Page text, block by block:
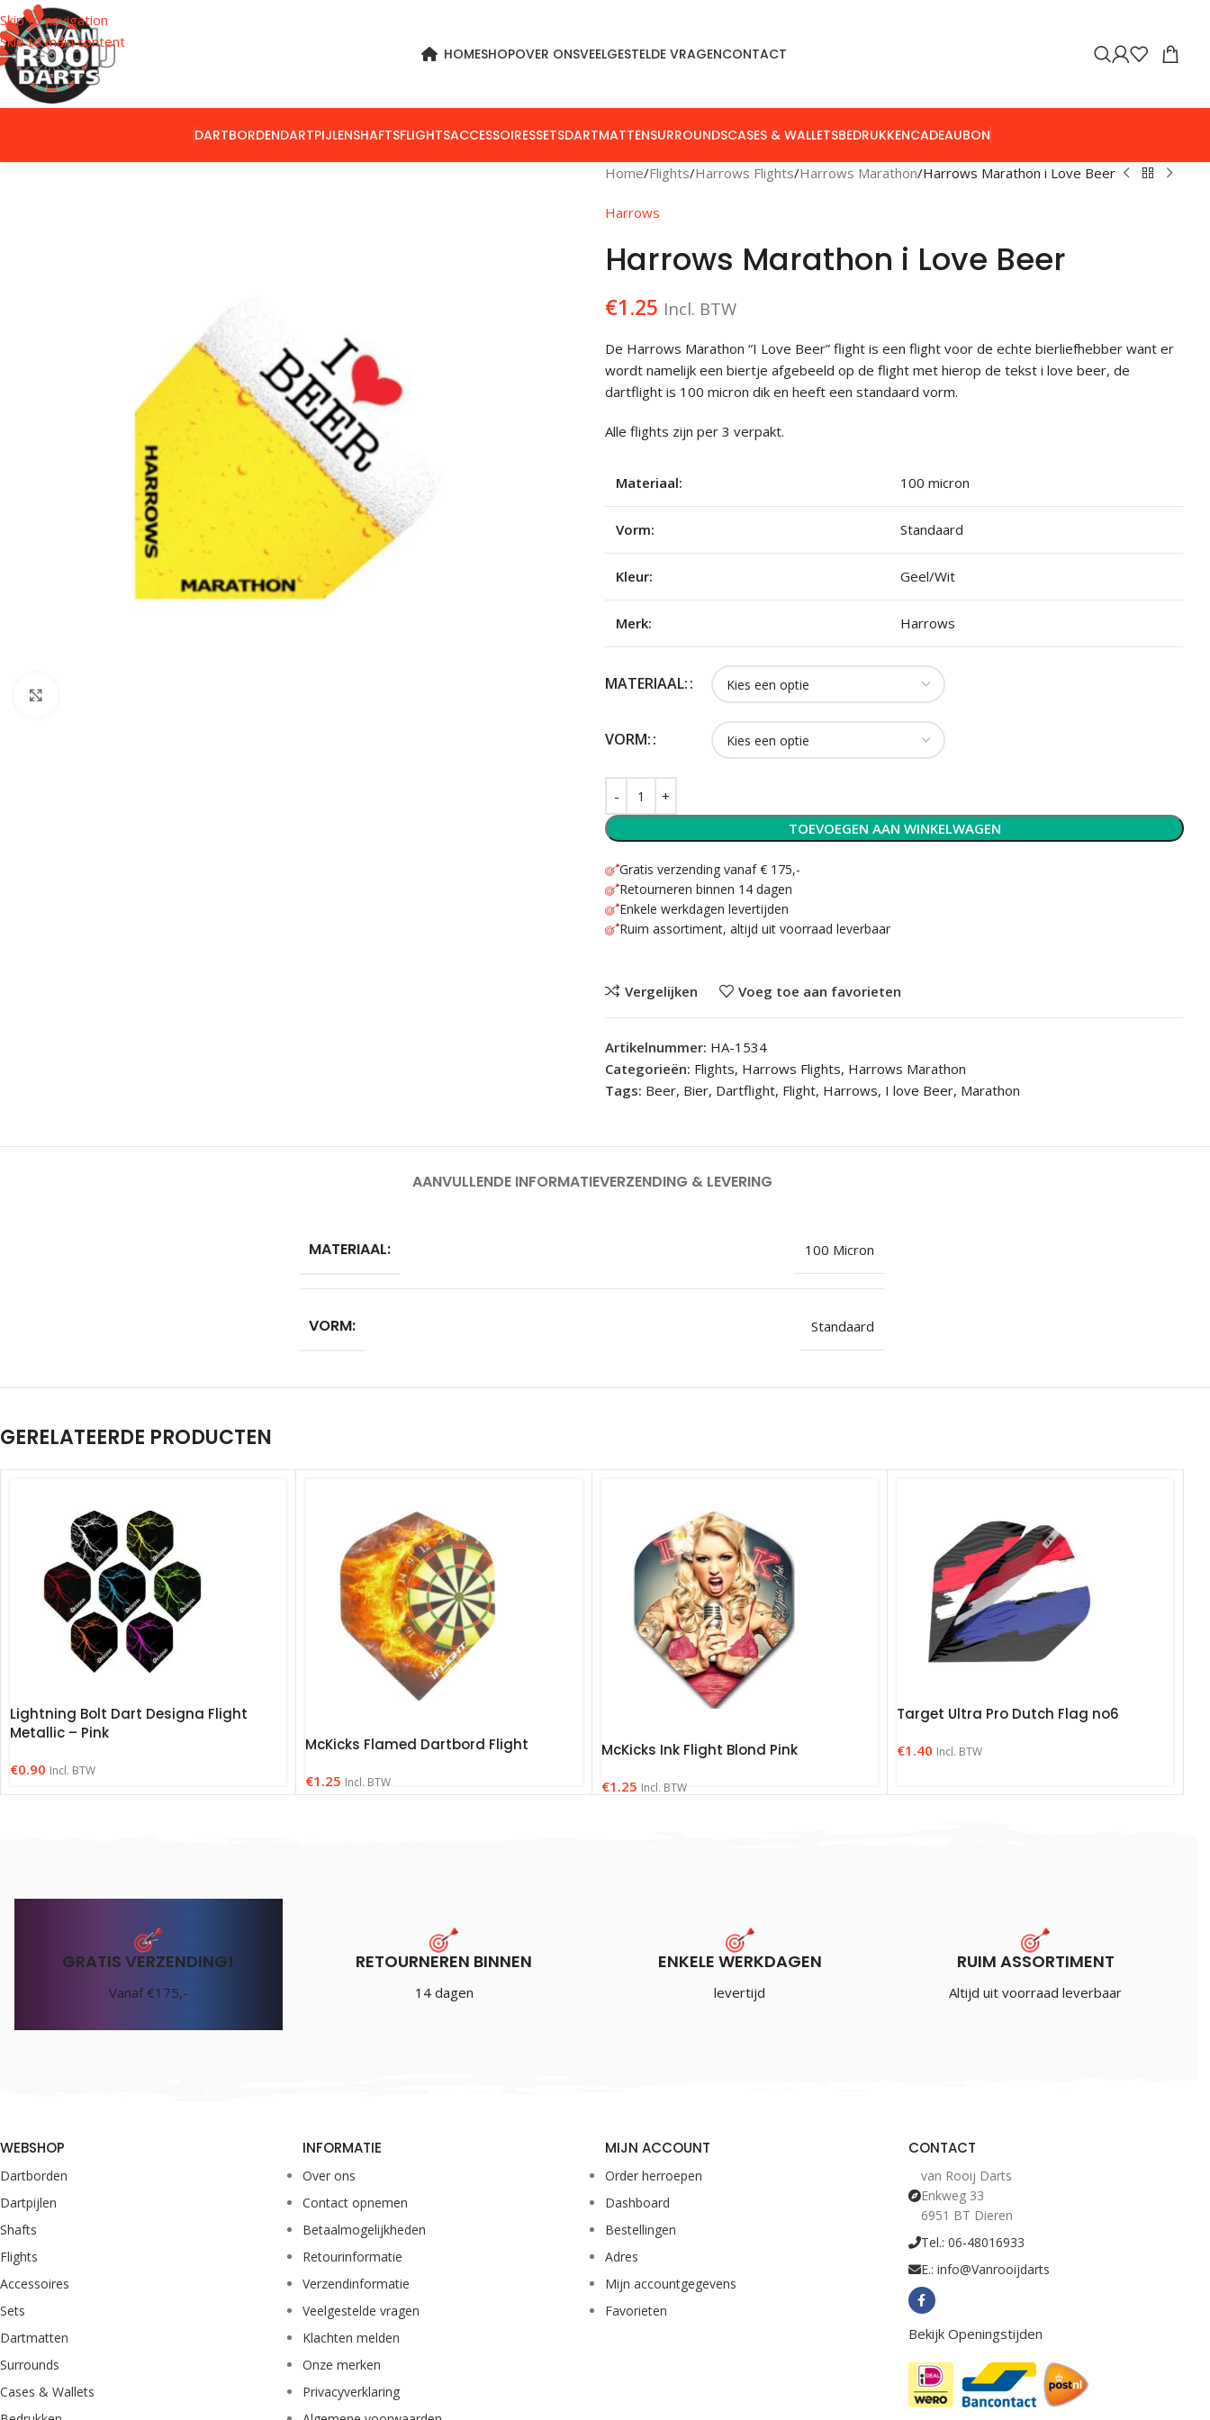
Skip to navigation
Skip to main content
HOMESHOPOVER ONSVEELGESTELDE VRAGENCONTACT
DARTBORDENDARTPIJLENSHAFTSFLIGHTSACCESSOIRESSETSDARTMATTENSURROUNDSCASES & WALLETSBEDRUKKENCADEAUBON
Home Flights Harrows Flights Harrows Marathon Harrows Marathon i Love Beer
Harrows
Harrows Marathon i Love Beer
€1.25 Incl. BTW
De Harrows Marathon “I Love Beer” flight is een flight voor de echte bierliefhebber want er
wordt namelijk een biertje afgebeeld op de flight met hierop de tekst i love beer, de
dartflight is 100 micron dik en heeft een standaard vorm.
Alle flights zijn per 3 verpakt.
Materiaal: 100 micron
Vorm: Standaard
Kleur: Geel/Wit
Merk: Harrows
MATERIAAL:
VORM:
TOEVOEGEN AAN WINKELWAGEN
Gratis verzending vanaf € 175,-
Retourneren binnen 14 dagen
Enkele werkdagen levertijden
Ruim assortiment, altijd uit voorraad leverbaar
Vergelijken Voeg toe aan favorieten
Artikelnummer: HA-1534
Categorieën: Flights, Harrows Flights, Harrows Marathon
Tags: Beer, Bier, Dartflight, Flight, Harrows, I love Beer, Marathon
AANVULLENDE INFORMATIEVERZENDING & LEVERING
MATERIAAL: 100 Micron
VORM: Standaard
GERELATEERDE PRODUCTEN
Lightning Bolt Dart Designa Flight
Metallic – Pink
€0.90 Incl. BTW
McKicks Flamed Dartbord Flight
€1.25 Incl. BTW
McKicks Ink Flight Blond Pink
€1.25 Incl. BTW
Target Ultra Pro Dutch Flag no6
€1.40 Incl. BTW
GRATIS VERZENDING!
Vanaf €175,-
RETOURNEREN BINNEN
14 dagen
ENKELE WERKDAGEN
levertijd
RUIM ASSORTIMENT
Altijd uit voorraad leverbaar
WEBSHOP
Dartborden
Dartpijlen
Shafts
Flights
Accessoires
Sets
Dartmatten
Surrounds
Cases & Wallets
INFORMATIE
Over ons
Contact opnemen
Betaalmogelijkheden
Retourinformatie
Verzendinformatie
Veelgestelde vragen
Klachten melden
Onze merken
Privacyverklaring
MIJN ACCOUNT
Order herroepen
Dashboard
Bestellingen
Adres
Mijn accountgegevens
Favorieten
CONTACT
van Rooij Darts
Enkweg 33
6951 BT Dieren
Tel.: 06-48016933
E.: info@Vanrooijdarts
Bekijk Openingstijden